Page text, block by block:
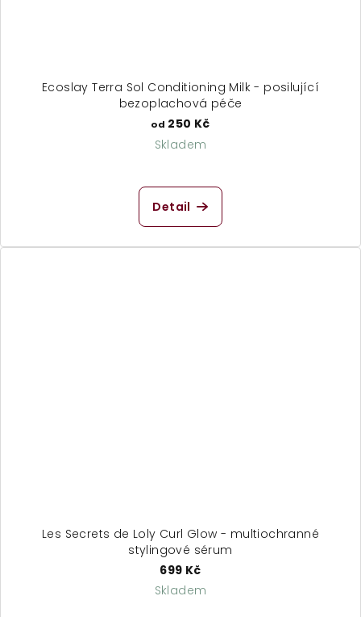
Ecoslay Terra Sol Conditioning Milk - posilující
bezoplachová péče
od 250 Kč
Skladem
Detail
Les Secrets de Loly Curl Glow - multiochranné
stylingové sérum
699 Kč
Skladem